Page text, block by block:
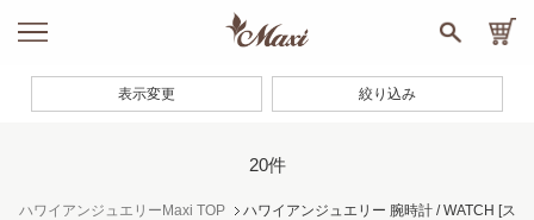
20件
ハワイアンジュエリーMaxi TOP ハワイアンジュエリー 腕時計 / WATCH [ス
表示変更 絞り込み